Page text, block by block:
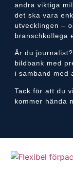
andra viktiga
det ska vara
utvecklingen –
branschkollega
Är du
bildbank med
i samband med
Tack för att du
kommer hända